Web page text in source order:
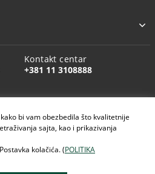
bi vam obezbedila što kvalitetnije
sajta, kao i prikazivanja
kolačića. (POLITIKA
Kontakt centar
+381 11 3108888